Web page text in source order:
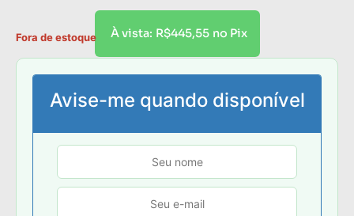
À vista: R$445,55 no Pix
Fora de estoque
Avise-me quando disponível